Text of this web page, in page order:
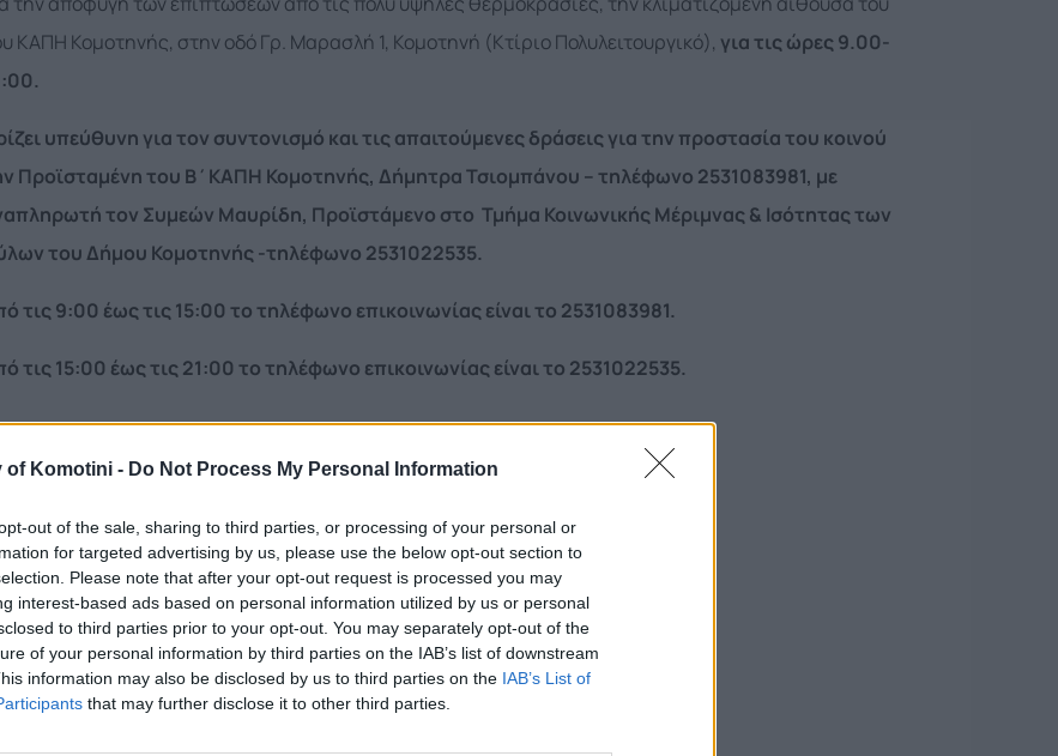
of Komotini - Do Not Process My Personal Information
out of the sale, sharing to third parties, or processing of your personal or
for targeted advertising by us, please use the below opt-out section to
Please note that after your opt-out request is processed you may
interest-based ads based on personal information utilized by us or personal
to third parties prior to your opt-out. You may separately opt-out of the
of your personal information by third parties on the IAB’s list of downstream
information may also be disclosed by us to third parties on the IAB’s List of
that may further disclose it to other third parties.
ΚΑΠΗ Κομοτηνής, στην οδό Γρ. Μαρασλή 1, Κομοτηνή (Κτίριο Πολυλειτουργικό), για τις ώρες 9.00-
υπεύθυνη για τον συντονισμό και τις απαιτούμενες δράσεις για την προστασία του κοινού
Προϊσταμένη του Β΄ΚΑΠΗ Κομοτηνής, Δήμητρα Τσιομπάνου – τηλέφωνο 2531083981, με
τον Συμεών Μαυρίδη, Προϊστάμενο στο Τμήμα Κοινωνικής Μέριμνας & Ισότητας των
του Δήμου Κομοτηνής -τηλέφωνο 2531022535.
τις 9:00 έως τις 15:00 το τηλέφωνο επικοινωνίας είναι το 2531083981.
τις 15:00 έως τις 21:00 το τηλέφωνο επικοινωνίας είναι το 2531022535.